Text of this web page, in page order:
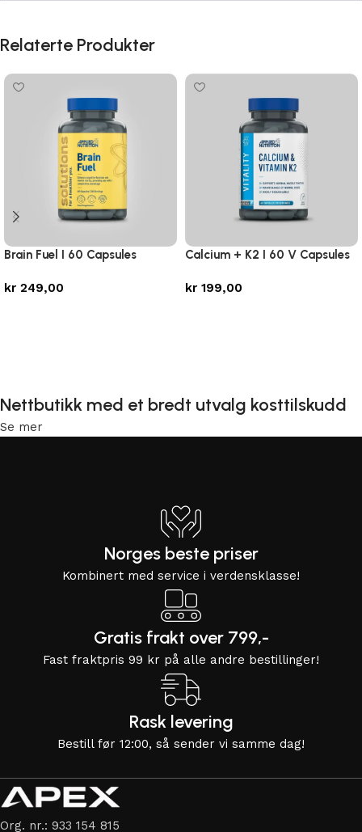
Relaterte Produkter
Brain Fuel I 60 Capsules
kr 249,00
Calcium + K2 I 60 V Capsules
kr 199,00
Nettbutikk med et bredt utvalg kosttilskudd
Se mer
Norges beste priser
Kombinert med service i verdensklasse!
Gratis frakt over 799,-
Fast fraktpris 99 kr på alle andre bestillinger!
Rask levering
Bestill før 12:00, så sender vi samme dag!
Org. nr.: 933 154 815